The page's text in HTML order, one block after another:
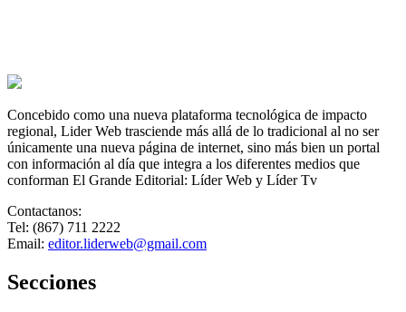
Concebido como una nueva plataforma tecnológica de impacto
regional, Lider Web trasciende más allá de lo tradicional al no ser
únicamente una nueva página de internet, sino más bien un portal
con información al día que integra a los diferentes medios que
conforman El Grande Editorial: Líder Web y Líder Tv
Contactanos:
Tel: (867) 711 2222
Email: editor.liderweb@gmail.com
Secciones